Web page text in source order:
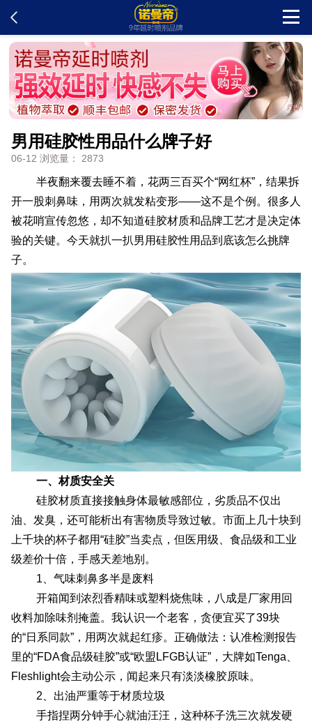
首页
新闻中心
发货查询
产品说明
在线订购
配送方式
男用硅胶性用品什么牌子好
06-12 浏览量： 2873
半夜翻来覆去睡不着，花两三百买个“网红杯”，结果拆
开一股刺鼻味，用两次就发粘变形——这不是个例。很多人
被花哨宣传忽悠，却不知道硅胶材质和品牌工艺才是决定体
验的关键。今天就扒一扒男用硅胶性用品到底该怎么挑牌
子。
一、材质安全关
硅胶材质直接接触身体最敏感部位，劣质品不仅出
油、发臭，还可能析出有害物质导致过敏。市面上几十块到
上千块的杯子都用“硅胶”当卖点，但医用级、食品级和工业
级差价十倍，手感天差地别。
1、气味刺鼻多半是废料
开箱闻到浓烈香精味或塑料烧焦味，八成是厂家用回
收料加除味剂掩盖。我认识一个老客，贪便宜买了39块
的“日系同款”，用两次就起红疹。正确做法：认准检测报告
里的“FDA食品级硅胶”或“欧盟LFGB认证”，大牌如Tenga、
Fleshlight会主动公示，闻起来只有淡淡橡胶原味。
2、出油严重等于材质垃圾
手指捏两分钟手心就油汪汪，这种杯子洗三次就发硬